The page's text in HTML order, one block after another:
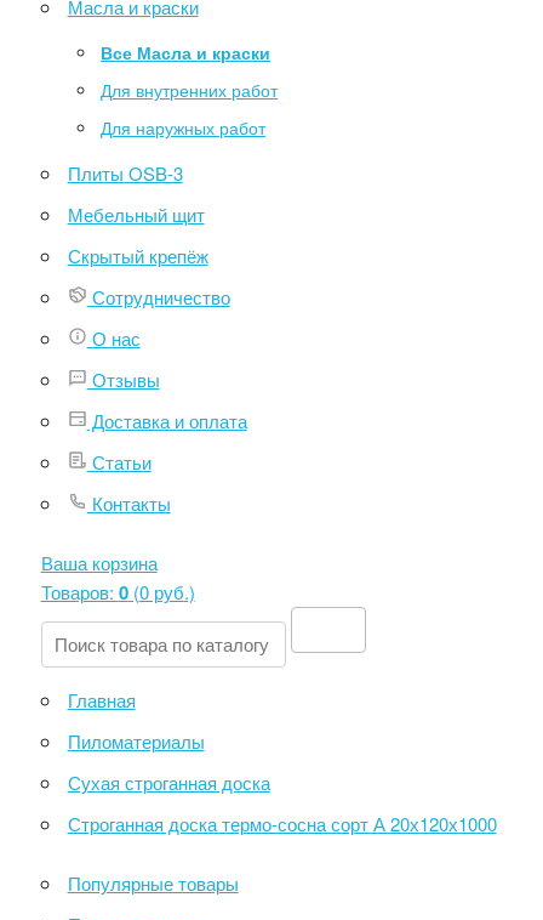
Масла и краски
Все Масла и краски
Для внутренних работ
Для наружных работ
Плиты OSB-3
Мебельный щит
Скрытый крепёж
Сотрудничество
О нас
Отзывы
Доставка и оплата
Статьи
Контакты
Ваша корзина
Товаров: 0(0 руб.)
Главная
Пиломатериалы
Сухая строганная доска
Строганная доска термо-сосна сорт А 20х120х1000
Популярные товары